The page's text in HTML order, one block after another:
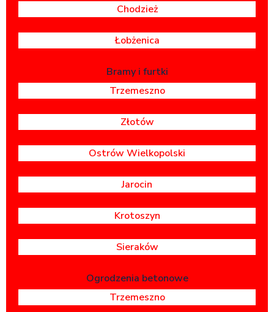
Chodzież
Łobżenica
Bramy i furtki
Trzemeszno
Złotów
Ostrów Wielkopolski
Jarocin
Krotoszyn
Sieraków
Ogrodzenia betonowe
Trzemeszno